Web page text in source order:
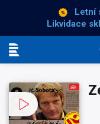
Letní
Likvidace